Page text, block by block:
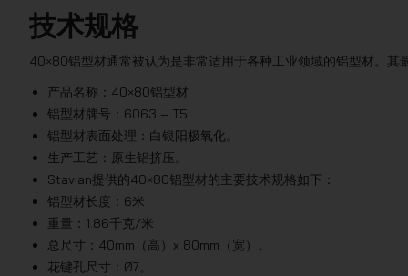
技术规格
40×80铝型材通常被认为是非常适用于各种工业领域的铝型材。
产品名称：40×80铝型材
铝型材牌号：6063 – T5
铝型材表面处理：白银阳极氧化。
生产工艺：原生铝挤压。
Stavian提供的40×80铝型材的主要技术规格如下：
铝型材长度：6米
重量：1.86千克/米
总尺寸：40mm（高）x 80mm（宽）。
花键孔尺寸：Ø7。